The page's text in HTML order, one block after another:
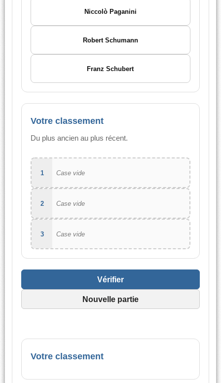
Niccolò Paganini
Robert Schumann
Franz Schubert
Votre classement
Du plus ancien au plus récent.
1 Case vide
2 Case vide
3 Case vide
Vérifier
Nouvelle partie
Votre classement